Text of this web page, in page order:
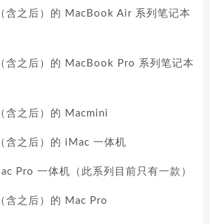
含之后）的 MacBook Air 系列笔记本
含之后）的 MacBook Pro 系列笔记本
含之后）的 Macmini
含之后）的 iMac 一体机
Pro 一体机（此系列目前只有一款）
含之后）的 Mac Pro